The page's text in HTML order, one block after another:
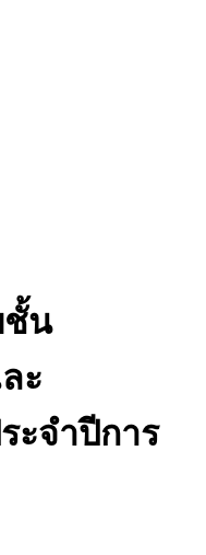
ชั้น
ะ
ะจำปีการ